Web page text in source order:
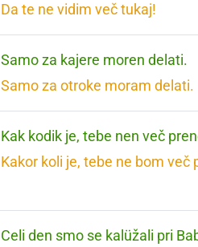
Da te ne vidim več tukaj!
Samo za kajere moren delati.
Samo za otroke moram delati.
Kak kodik je, tebe nen več
Kakor koli je, tebe ne bom več
Celi den smo se kalüžali pri